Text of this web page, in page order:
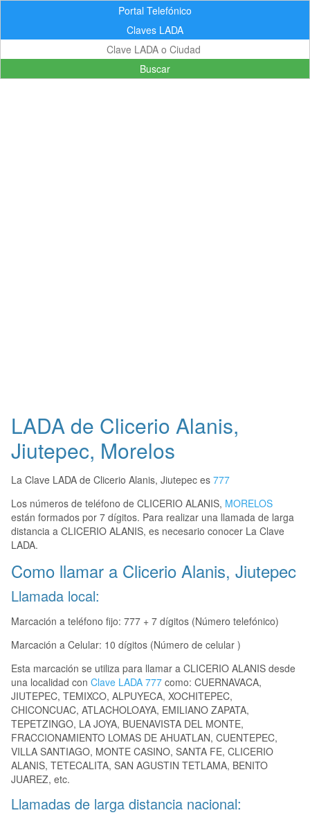
Portal Telefónico
Claves LADA
Buscar
LADA de Clicerio Alanis,
Jiutepec, Morelos
La Clave LADA de Clicerio Alanis, Jiutepec es 777
Los números de teléfono de CLICERIO ALANIS, MORELOS
están formados por 7 dígitos. Para realizar una llamada de larga
distancia a CLICERIO ALANIS, es necesario conocer La Clave
LADA.
Como llamar a Clicerio Alanis, Jiutepec
Llamada local:
Marcación a teléfono fijo: 777 + 7 dígitos (Número telefónico)
Marcación a Celular: 10 dígitos (Número de celular )
Esta marcación se utiliza para llamar a CLICERIO ALANIS desde
una localidad con Clave LADA 777 como: CUERNAVACA,
JIUTEPEC, TEMIXCO, ALPUYECA, XOCHITEPEC,
CHICONCUAC, ATLACHOLOAYA, EMILIANO ZAPATA,
TEPETZINGO, LA JOYA, BUENAVISTA DEL MONTE,
FRACCIONAMIENTO LOMAS DE AHUATLAN, CUENTEPEC,
VILLA SANTIAGO, MONTE CASINO, SANTA FE, CLICERIO
ALANIS, TETECALITA, SAN AGUSTIN TETLAMA, BENITO
JUAREZ, etc.
Llamadas de larga distancia nacional: